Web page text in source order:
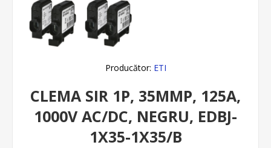
Producător: ETI
CLEMA SIR 1P, 35MMP, 125A,
1000V AC/DC, NEGRU, EDBJ-
1X35-1X35/B